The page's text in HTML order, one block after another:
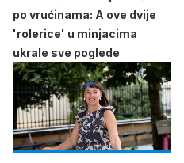
po vrućinama: A ove dvije
'rolerice' u minjacima
ukrale sve poglede